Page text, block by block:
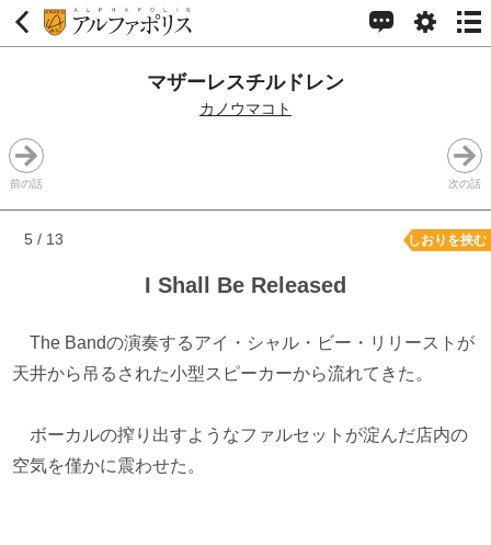
マザーレスチルドレン
カノウマコト
前の話 次の話
5 / 13 しおりを挟む
I Shall Be Released
The Bandの演奏するアイ・シャル・ビー・リリーストが
天井から吊るされた小型スピーカーから流れてきた。
ボーカルの搾り出すようなファルセットが淀んだ店内の
空気を僅かに震わせた。